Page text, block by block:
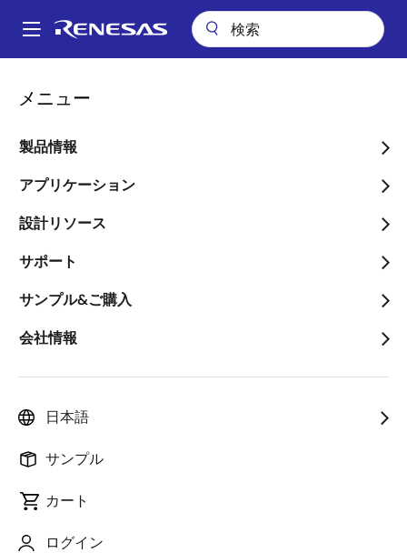
ン
Main
メニュー
製品情報
アプリケーション
設計リソース
サポート
サンプル&ご購入
会社情報
日本語
サンプル
カート
ログイン
パ
ン
く
ず
インドが世界の半導体産業をけん引する新たな原動力に
インドが世界の半導体産業
をけん引する新たな原動力
に
画
像
ティ エンジニアリング担当シニアダイレ
公開日:2024年10月7日
入社しました。今はインドのCountry Head兼アナログ